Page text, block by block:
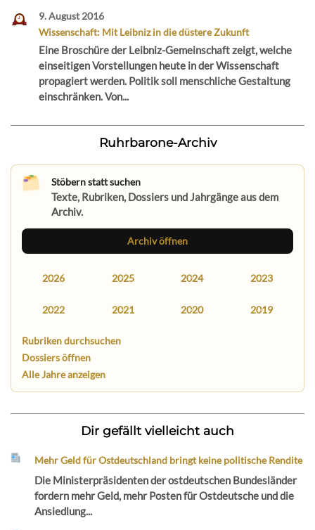
9. August 2016
Wissenschaft: Mit Leibniz in die düstere Zukunft
Eine Broschüre der Leibniz-Gemeinschaft zeigt, welche
einseitigen Vorstellungen heute in der Wissenschaft
propagiert werden. Politik soll menschliche Gestaltung
einschränken. Von...
Ruhrbarone-Archiv
Stöbern statt suchen
Texte, Rubriken, Dossiers und Jahrgänge aus dem
Archiv.
Archiv öffnen
2026 2025 2024 2023
2022 2021 2020 2019
Rubriken durchsuchen
Dossiers öffnen
Alle Jahre anzeigen
Dir gefällt vielleicht auch
Mehr Geld für Ostdeutschland bringt keine politische Rendite
Die Ministerpräsidenten der ostdeutschen Bundesländer
fordern mehr Geld, mehr Posten für Ostdeutsche und die
Ansiedlung...